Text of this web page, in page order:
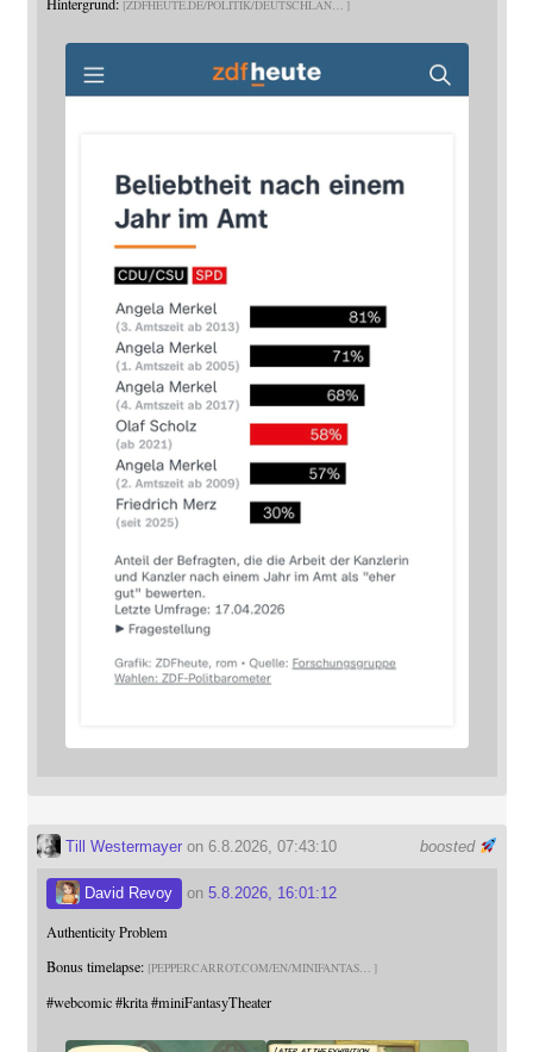
ZDFHEUTE.DE/POLITIK/DEUTSCHLAN
boosted
Till Westermayeron 6.8.2026, 07:43:10
David Revoy on 5.8.2026, 16:01:12
Authenticity Problem
Bonus timelapse: PEPPERCARROT.COM/EN/MINIFANTAS
#webcomic #krita #miniFantasyTheater